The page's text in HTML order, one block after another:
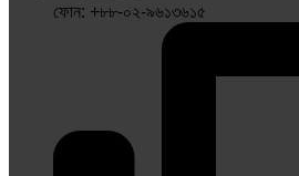
ফোন: +৮৮-০২-৯৬১৩৬১৫